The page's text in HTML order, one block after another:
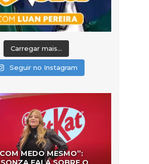
Carregar mais...
Seguir no Instagram
MEDO MESMO”: